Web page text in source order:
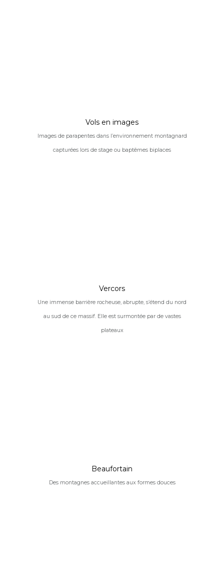
Vols en images
Images de parapentes dans l’environnement montagnard
capturées lors de stage ou baptêmes biplaces
Vercors
Une immense barrière rocheuse, abrupte, s’étend du nord
au sud de ce massif. Elle est surmontée par de vastes
plateaux
Beaufortain
Des montagnes accueillantes aux formes douces